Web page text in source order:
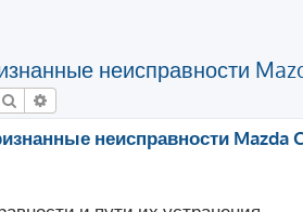
неисправности
Поиск
неисправности Mazda